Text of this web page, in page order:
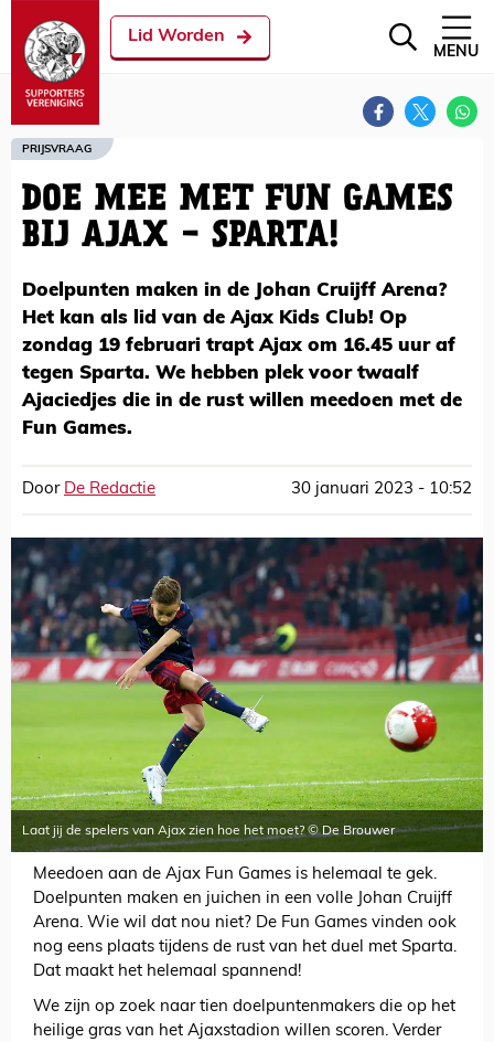
Lid Worden
MENU
PRIJSVRAAG
DOE MEE MET FUN GAMES
BIJ AJAX - SPARTA!
Doelpunten maken in de Johan Cruijff Arena?
Het kan als lid van de Ajax Kids Club! Op
zondag 19 februari trapt Ajax om 16.45 uur af
tegen Sparta. We hebben plek voor twaalf
Ajaciedjes die in de rust willen meedoen met de
Fun Games.
Door De Redactie 30 januari 2023 - 10:52
Laat jij de spelers van Ajax zien hoe het moet? © De Brouwer
Meedoen aan de Ajax Fun Games is helemaal te gek.
Doelpunten maken en juichen in een volle Johan Cruijff
Arena. Wie wil dat nou niet? De Fun Games vinden ook
nog eens plaats tijdens de rust van het duel met Sparta.
Dat maakt het helemaal spannend!
We zijn op zoek naar tien doelpuntenmakers die op het
heilige gras van het Ajaxstadion willen scoren. Verder